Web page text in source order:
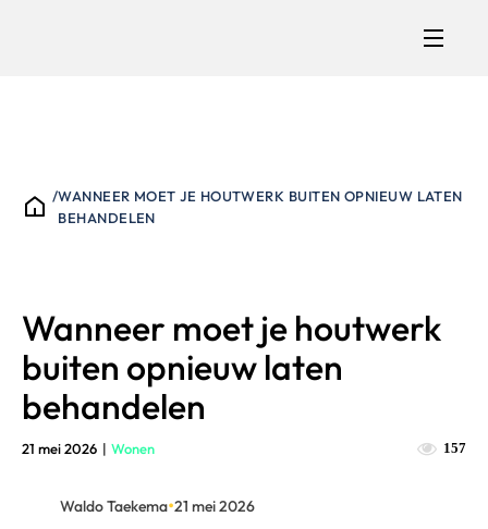
/WANNEER MOET JE HOUTWERK BUITEN OPNIEUW LATEN
BEHANDELEN
Wanneer moet je houtwerk
buiten opnieuw laten
behandelen
21 mei 2026 | Wonen 157
Waldo Taekema•21 mei 2026